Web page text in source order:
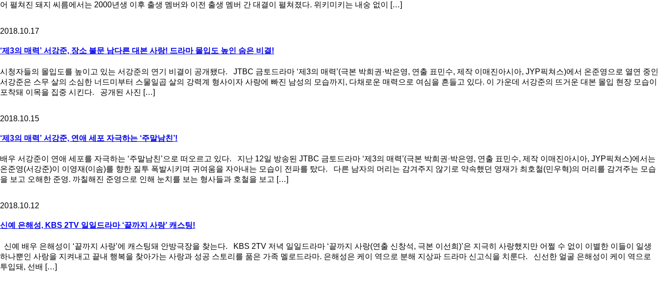
어 펼쳐진 돼지 씨름에서는 2000년생 이후 출생 멤버와 이전 출생 멤버 간 대결이 펼쳐졌다. 위키미키는 내숭 없이 […]
2018.10.17
‘제3의 매력’ 서강준, 장소 불문 남다른 대본 사랑! 드라마 몰입도 높인 숨은 비결!
시청자들의 몰입도를 높이고 있는 서강준의 연기 비결이 공개됐다. JTBC 금토드라마 ‘제3의 매력’(극본 박희권·박은영, 연출 표민수, 제작 이매진아시아, JYP픽쳐스)에서 온준영으로 열연 중인
서강준은 스무 살의 소심한 너드미부터 스물일곱 살의 강력계 형사이자 사랑에 빠진 남성의 모습까지, 다채로운 매력으로 여심을 흔들고 있다. 이 가운데 서강준의 뜨거운 대본 몰입 현장 모습이
포착돼 이목을 집중 시킨다. 공개된 사진 […]
2018.10.15
‘제3의 매력’ 서강준, 연애 세포 자극하는 ‘주말남친’!
배우 서강준이 연애 세포를 자극하는 ‘주말남친’으로 떠오르고 있다. 지난 12일 방송된 JTBC 금토드라마 ‘제3의 매력’(극본 박희권·박은영, 연출 표민수, 제작 이매진아시아, JYP픽쳐스)에서는
온준영(서강준)이 이영재(이솜)를 향한 질투 폭발시키며 귀여움을 자아내는 모습이 전파를 탔다. 다른 남자의 머리는 감겨주지 않기로 약속했던 영재가 최호철(민우혁)의 머리를 감겨주는 모습
을 보고 오해한 준영. 까칠해진 준영으로 인해 눈치를 보는 형사들과 호철을 보고 […]
2018.10.12
신예 은해성, KBS 2TV 일일드라마 ‘끝까지 사랑’ 캐스팅!
신예 배우 은해성이 ‘끝까지 사랑’에 캐스팅돼 안방극장을 찾는다. KBS 2TV 저녁 일일드라마 ‘끝까지 사랑(연출 신창석, 극본 이선희)’은 지극히 사랑했지만 어쩔 수 없이 이별한 이들이 일생
하나뿐인 사랑을 지켜내고 끝내 행복을 찾아가는 사랑과 성공 스토리를 품은 가족 멜로드라마. 은해성은 케이 역으로 분해 지상파 드라마 신고식을 치룬다. 신선한 얼굴 은해성이 케이 역으로
투입돼, 선배 […]